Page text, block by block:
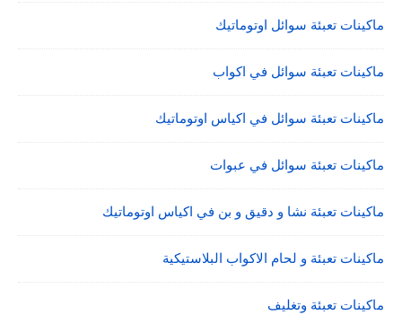
ماكينات تعبئة سوائل اوتوماتيك
ماكينات تعبئة سوائل في اكواب
ماكينات تعبئة سوائل في اكياس اوتوماتيك
ماكينات تعبئة سوائل في عبوات
ماكينات تعبئة نشا و دقيق و بن في اكياس اوتوماتيك
ماكينات تعبئة و لحام الاكواب البلاستيكية
ماكينات تعبئة وتغليف